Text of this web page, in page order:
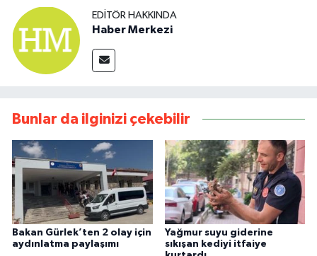
EDITÖR HAKKINDA
Haber Merkezi
Bunlar da ilginizi çekebilir
Bakan Gürlek’ten 2 olay için
aydınlatma paylaşımı
Yağmur suyu giderine
sıkışan kediyi itfaiye